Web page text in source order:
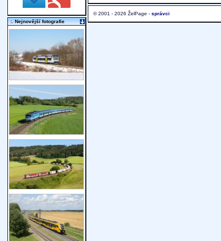
© 2001 - 2026 ŽelPage - správci
:. Nejnovější fotografie